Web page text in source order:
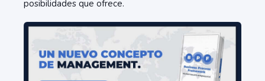
posibilidades que ofrece.